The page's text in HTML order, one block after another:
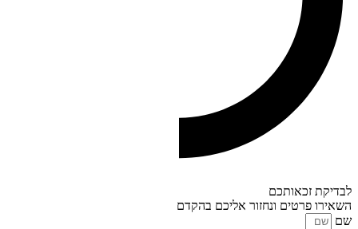
לבדיקת זכאותכם
השאירו פרטים ונחזור אליכם בהקדם
שם